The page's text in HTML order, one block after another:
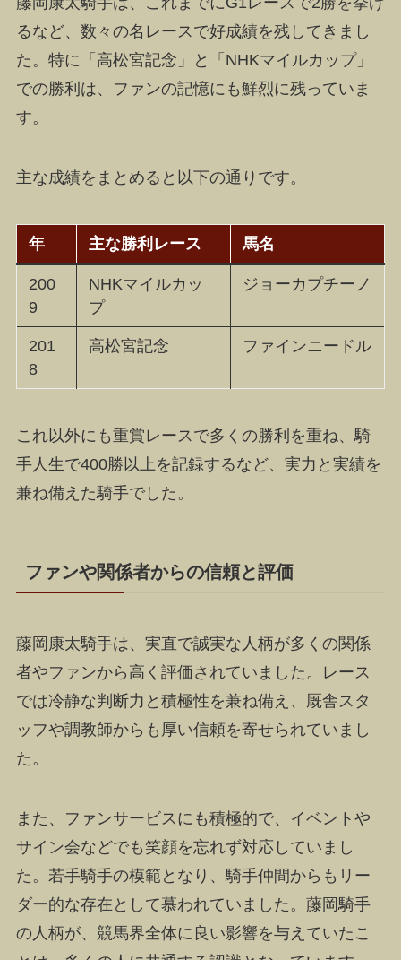
るなど、数々の名レースで好成績を残してきまし
た。特に「高松宮記念」と「NHKマイルカップ」
での勝利は、ファンの記憶にも鮮烈に残っていま
す。
主な成績をまとめると以下の通りです。
年 主な勝利レース 馬名
200
9
NHKマイルカッ
プ
ジョーカプチーノ
201
8
高松宮記念 ファインニードル
これ以外にも重賞レースで多くの勝利を重ね、騎
手人生で400勝以上を記録するなど、実力と実績を
兼ね備えた騎手でした。
ファンや関係者からの信頼と評価
藤岡康太騎手は、実直で誠実な人柄が多くの関係
者やファンから高く評価されていました。レース
では冷静な判断力と積極性を兼ね備え、厩舎スタ
ッフや調教師からも厚い信頼を寄せられていまし
た。
また、ファンサービスにも積極的で、イベントや
サイン会などでも笑顔を忘れず対応していまし
た。若手騎手の模範となり、騎手仲間からもリー
ダー的な存在として慕われていました。藤岡騎手
の人柄が、競馬界全体に良い影響を与えていたこ